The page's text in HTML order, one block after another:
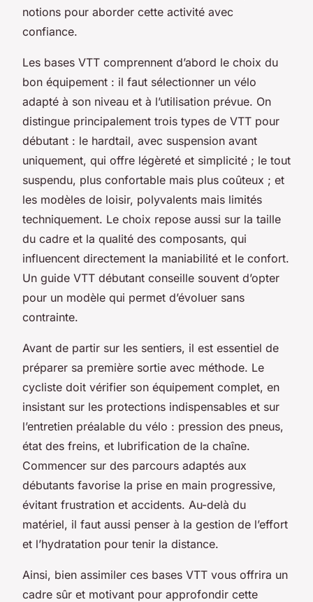
notions pour aborder cette activité avec
confiance.
Les bases VTT comprennent d’abord le choix du
bon équipement : il faut sélectionner un vélo
adapté à son niveau et à l’utilisation prévue. On
distingue principalement trois types de VTT pour
débutant : le hardtail, avec suspension avant
uniquement, qui offre légèreté et simplicité ; le tout
suspendu, plus confortable mais plus coûteux ; et
les modèles de loisir, polyvalents mais limités
techniquement. Le choix repose aussi sur la taille
du cadre et la qualité des composants, qui
influencent directement la maniabilité et le confort.
Un guide VTT débutant conseille souvent d’opter
pour un modèle qui permet d’évoluer sans
contrainte.
Avant de partir sur les sentiers, il est essentiel de
préparer sa première sortie avec méthode. Le
cycliste doit vérifier son équipement complet, en
insistant sur les protections indispensables et sur
l’entretien préalable du vélo : pression des pneus,
état des freins, et lubrification de la chaîne.
Commencer sur des parcours adaptés aux
débutants favorise la prise en main progressive,
évitant frustration et accidents. Au-delà du
matériel, il faut aussi penser à la gestion de l’effort
et l’hydratation pour tenir la distance.
Ainsi, bien assimiler ces bases VTT vous offrira un
cadre sûr et motivant pour approfondir cette